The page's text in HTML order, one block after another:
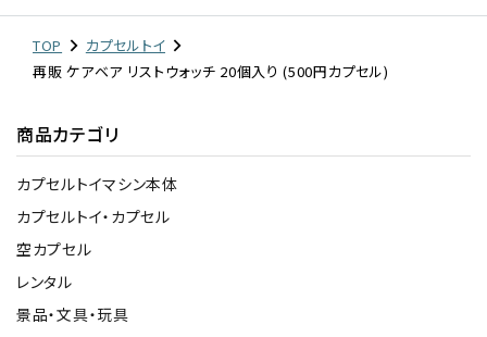
TOP
カプセルトイ
再販 ケアベア リストウォッチ 20個入り (500円カプセル)
商品カテゴリ
カプセルトイマシン本体
カプセルトイ・カプセル
空カプセル
レンタル
景品・文具・玩具